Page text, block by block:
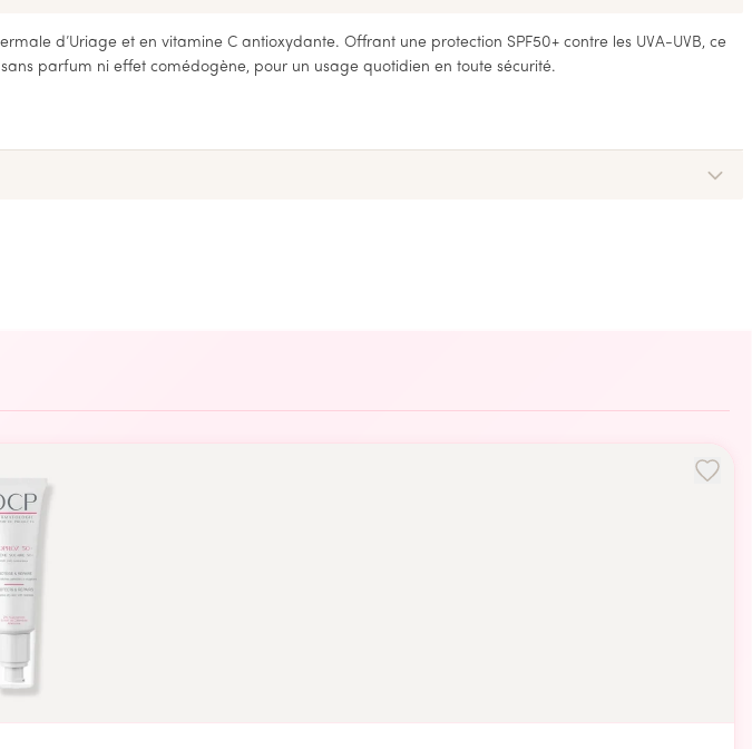
d’Uriage et en vitamine C antioxydante. Offrant une protection SPF50+ contre les UVA-UVB, ce
parfum ni effet comédogène, pour un usage quotidien en toute sécurité.